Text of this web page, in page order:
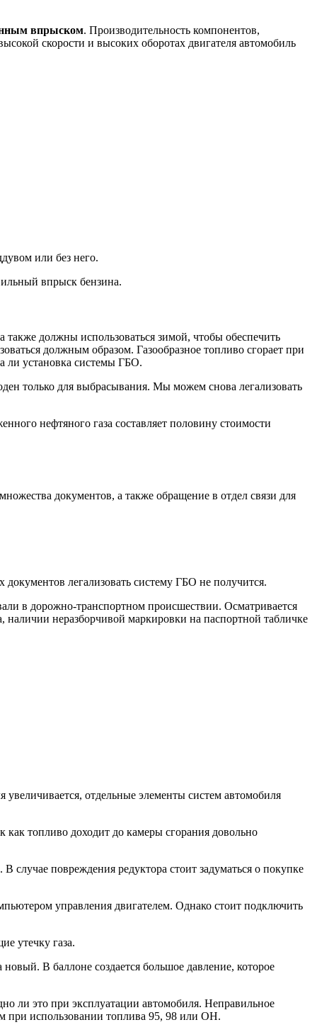
впрыском. Производительность компонентов,
скорости и высоких оборотах двигателя автомобиль
или без него.
впрыск бензина.
также должны использоваться зимой, чтобы обеспечить
должным образом. Газообразное топливо сгорает при
ли установка системы ГБО.
только для выбрасывания. Мы можем снова легализовать
нефтяного газа составляет половину стоимости
документов, а также обращение в отдел связи для
легализовать систему ГБО не получится.
в дорожно-транспортном происшествии. Осматривается
неразборчивой маркировки на паспортной табличке
увеличивается, отдельные элементы систем автомобиля
топливо доходит до камеры сгорания довольно
случае повреждения редуктора стоит задуматься о покупке
управления двигателем. Однако стоит подключить
утечку газа.
В баллоне создается большое давление, которое
ли это при эксплуатации автомобиля. Неправильное
при использовании топлива 95, 98 или ОН.